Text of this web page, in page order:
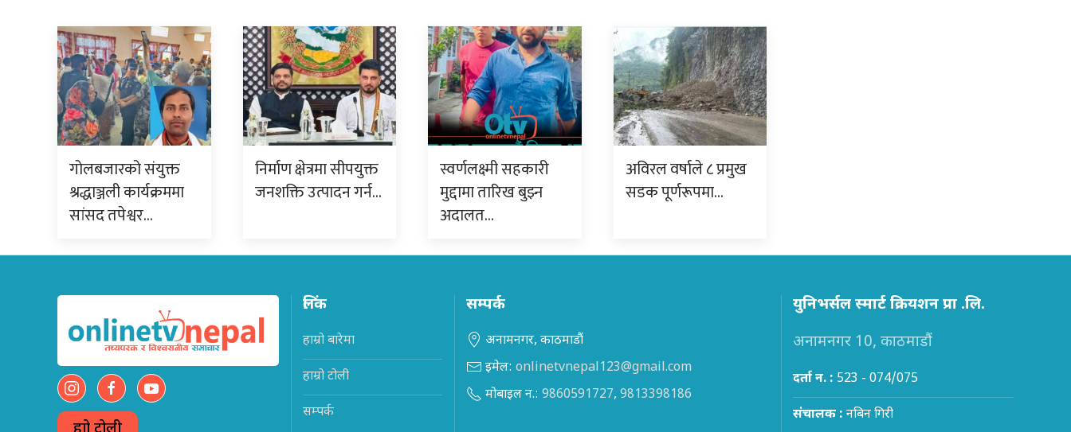
गोलबजारको संयुक्त
श्रद्धाञ्जली कार्यक्रममा
सांसद तपेश्वर…
निर्माण क्षेत्रमा सीपयुक्त
जनशक्ति उत्पादन गर्न…
स्वर्णलक्ष्मी सहकारी
मुद्दामा तारिख बुझ्न
अदालत…
अविरल वर्षाले ८ प्रमुख
सडक पूर्णरूपमा…
लिंक
हाम्रो बारेमा
हाम्रो टोली
सम्पर्क
सम्पर्क
अनामनगर, काठमाडौं
इमेल: onlinetvnepal123@gmail.com
मोबाइल न.: 9860591727, 9813398186
युनिभर्सल स्मार्ट क्रियशन प्रा .लि.
अनामनगर 10, काठमाडौं
दर्ता न. : 523 - 074/075
संचालक : नबिन गिरी